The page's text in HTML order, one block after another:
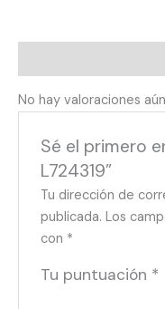
No hay valoraciones
Sé el primero
L724319”
Tu dirección de
publicada. Los
con *
Tu puntuación *